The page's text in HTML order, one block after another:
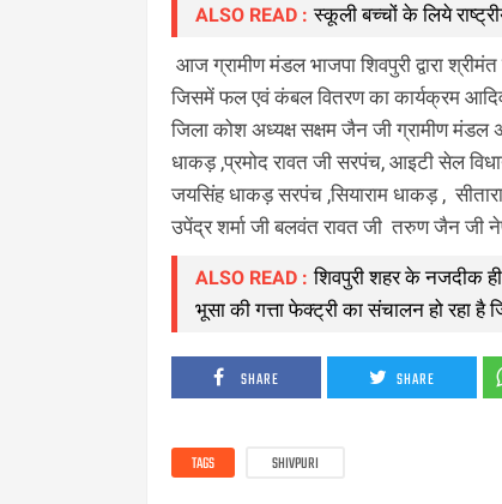
ALSO READ : स्कूली बच्चों के लिये
आज ग्रामीण मंडल भाजपा शिवपुरी द्वारा
जिसमें फल एवं कंबल वितरण का कार्यक्रम
जिला कोश अध्यक्ष सक्षम जैन जी ग्रामीण मंडल
धाकड़ ,प्रमोद रावत जी सरपंच, आइटी सेल
जयसिंह धाकड़ सरपंच ,सियाराम धाकड़ ,
उपेंद्र शर्मा जी बलवंत रावत जी तरुण जैन जी
ALSO READ : शिवपुरी शहर के नजदीक
भूसा की गत्ता फेक्ट्री का संचालन हो रहा
SHARE SHARE
TAGS SHIVPURI